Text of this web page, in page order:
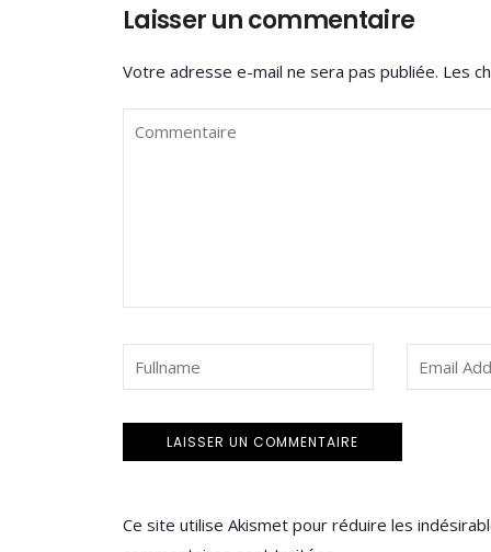
Laisser un commentaire
Votre adresse e-mail ne sera pas publiée. Les
Ce site utilise Akismet pour réduire les